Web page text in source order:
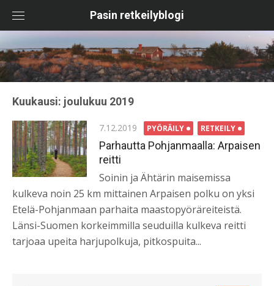
content
Pasin retkeilyblogi
Kuukausi: joulukuu 2019
Posted
on
7.12.2019 PYÖRÄILY RETKEILY
Parhautta Pohjanmaalla: Arpaisen
reitti
Soinin ja Ähtärin maisemissa
kulkeva noin 25 km mittainen Arpaisen polku on yksi
Etelä-Pohjanmaan parhaita maastopyöräreiteistä.
Länsi-Suomen korkeimmilla seuduilla kulkeva reitti
tarjoaa upeita harjupolkuja, pitkospuita...